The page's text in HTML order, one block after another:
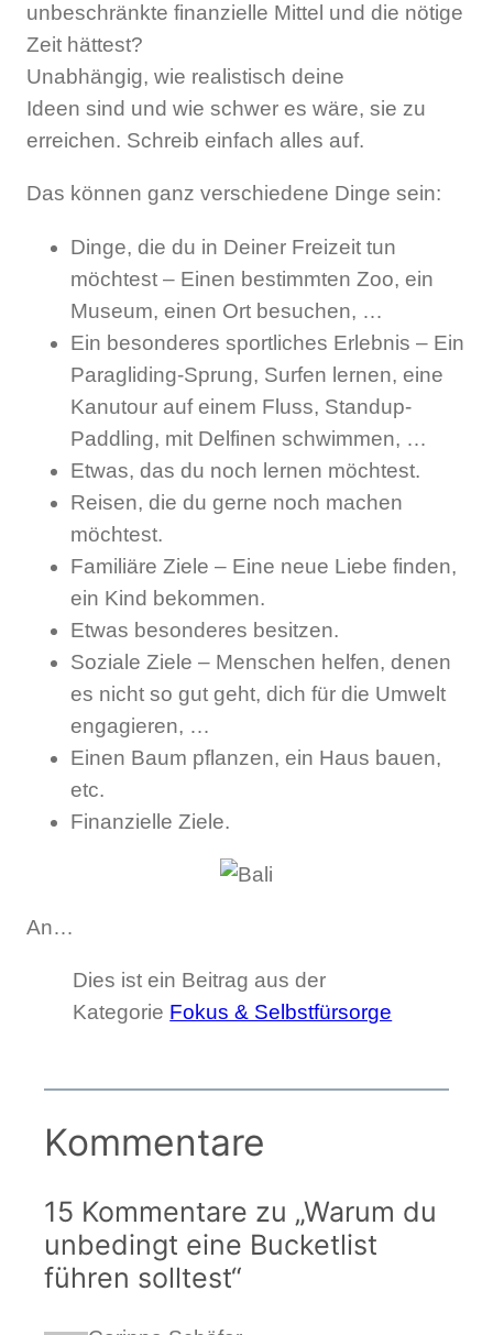
unbeschränkte finanzielle Mittel und die nötige
Zeit hättest?
Unabhängig, wie realistisch deine
Ideen sind und wie schwer es wäre, sie zu
erreichen. Schreib einfach alles auf.
Das können ganz verschiedene Dinge sein:
Dinge, die du in Deiner Freizeit tun
möchtest – Einen bestimmten Zoo, ein
Museum, einen Ort besuchen, …
Ein besonderes sportliches Erlebnis – Ein
Paragliding-Sprung, Surfen lernen, eine
Kanutour auf einem Fluss, Standup-
Paddling, mit Delfinen schwimmen, …
Etwas, das du noch lernen möchtest.
Reisen, die du gerne noch machen
möchtest.
Familiäre Ziele – Eine neue Liebe finden,
ein Kind bekommen.
Etwas besonderes besitzen.
Soziale Ziele – Menschen helfen, denen
es nicht so gut geht, dich für die Umwelt
engagieren, …
Einen Baum pflanzen, ein Haus bauen,
etc.
Finanzielle Ziele.
An…
Dies ist ein Beitrag aus der
Kategorie Fokus & Selbstfürsorge
Kommentare
15 Kommentare zu „Warum du
unbedingt eine Bucketlist
führen solltest“